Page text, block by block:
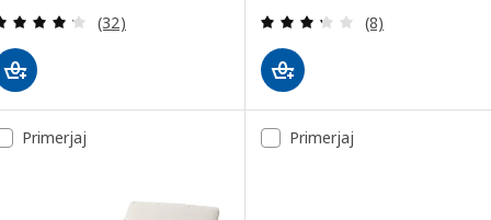
Pregled: 4.2 iz 5 zvezde. Skupno število
(32) Pregled: 3.3 iz
(8)
Primerjaj Primerjaj